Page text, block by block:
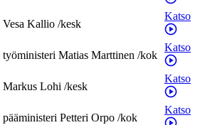
Vesa Kallio /kesk
Katso
työministeri Matias Marttinen /kok
Katso
Markus Lohi /kesk
Katso
pääministeri Petteri Orpo /kok
Katso